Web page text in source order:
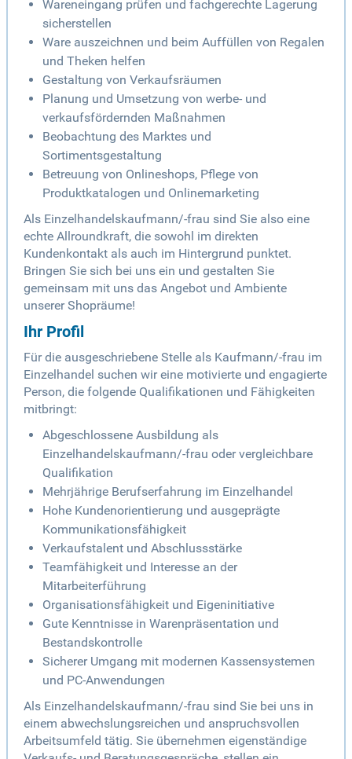
Wareneingang prüfen und fachgerechte Lagerung
sicherstellen
Ware auszeichnen und beim Auffüllen von Regalen
und Theken helfen
Gestaltung von Verkaufsräumen
Planung und Umsetzung von werbe- und
verkaufsfördernden Maßnahmen
Beobachtung des Marktes und
Sortimentsgestaltung
Betreuung von Onlineshops, Pflege von
Produktkatalogen und Onlinemarketing
Als Einzelhandelskaufmann/-frau sind Sie also eine
echte Allroundkraft, die sowohl im direkten
Kundenkontakt als auch im Hintergrund punktet.
Bringen Sie sich bei uns ein und gestalten Sie
gemeinsam mit uns das Angebot und Ambiente
unserer Shopräume!
Ihr Profil
Für die ausgeschriebene Stelle als Kaufmann/-frau im
Einzelhandel suchen wir eine motivierte und engagierte
Person, die folgende Qualifikationen und Fähigkeiten
mitbringt:
Abgeschlossene Ausbildung als
Einzelhandelskaufmann/-frau oder vergleichbare
Qualifikation
Mehrjährige Berufserfahrung im Einzelhandel
Hohe Kundenorientierung und ausgeprägte
Kommunikationsfähigkeit
Verkaufstalent und Abschlussstärke
Teamfähigkeit und Interesse an der
Mitarbeiterführung
Organisationsfähigkeit und Eigeninitiative
Gute Kenntnisse in Warenpräsentation und
Bestandskontrolle
Sicherer Umgang mit modernen Kassensystemen
und PC-Anwendungen
Als Einzelhandelskaufmann/-frau sind Sie bei uns in
einem abwechslungsreichen und anspruchsvollen
Arbeitsumfeld tätig. Sie übernehmen eigenständige